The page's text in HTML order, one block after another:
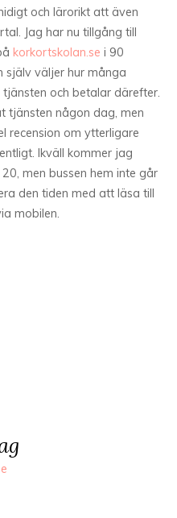
och lärorikt att även
Jag har nu tillgång till
korkortskolan.se i 90
själv väljer hur många
och betalar därefter.
tjänsten någon dag, men
recension om ytterligare
Ikväll kommer jag
men bussen hem inte går
den tiden med att läsa till
mobilen.